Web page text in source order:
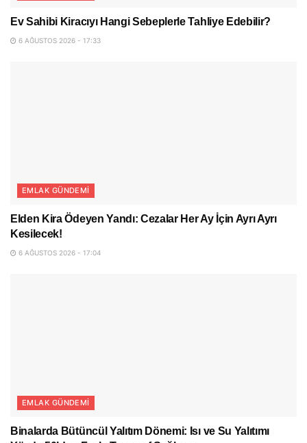
Ev Sahibi Kiracıyı Hangi Sebeplerle Tahliye Edebilir?
6 AĞUSTOS 2026 - 17:33
EMLAK GÜNDEMI
Elden Kira Ödeyen Yandı: Cezalar Her Ay İçin Ayrı Ayrı
Kesilecek!
6 AĞUSTOS 2026 - 17:04
EMLAK GÜNDEMI
Binalarda Bütüncül Yalıtım Dönemi: Isı ve Su Yalıtımı